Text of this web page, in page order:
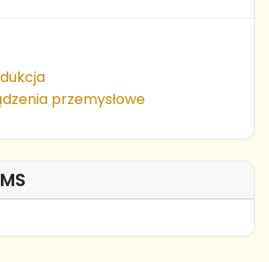
przemysłowe